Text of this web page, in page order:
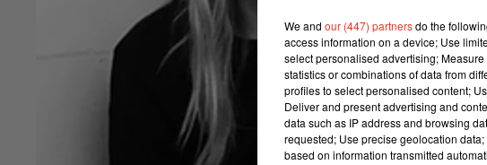
We and our (447) partnersdo the
access information on a device; Use
select personalised advertising;
statistics or combinations of data from
profiles to select personalised content;
Deliver and present advertising and
data such as IP address and browsing
requested; Use precise geolocation
based on information transmitted